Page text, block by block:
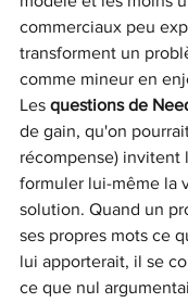
commerciaux peu
transforment un
comme mineur en
Les questions de
de gain, qu'on
récompense) invitent
formuler lui-même la
solution. Quand un
ses propres mots ce
lui apporterait, il se
ce que nul